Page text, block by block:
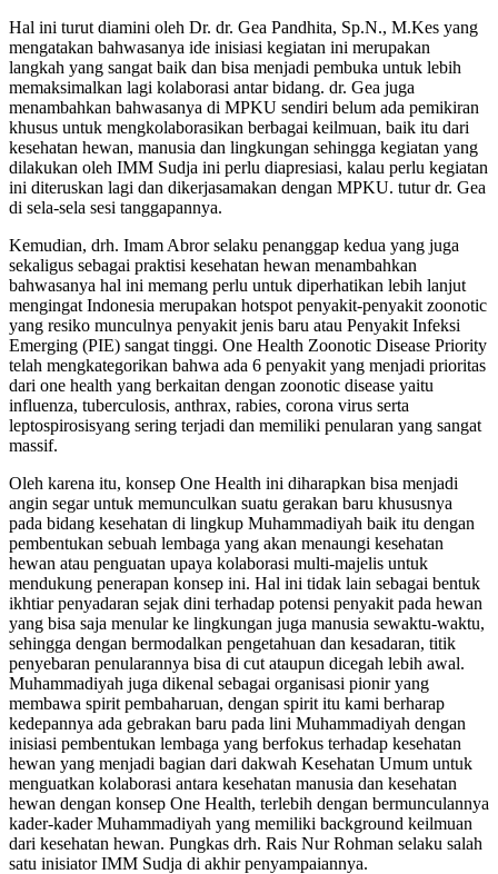
Hal ini turut diamini oleh Dr. dr. Gea Pandhita, Sp.N., M.Kes yang
mengatakan bahwasanya ide inisiasi kegiatan ini merupakan
langkah yang sangat baik dan bisa menjadi pembuka untuk lebih
memaksimalkan lagi kolaborasi antar bidang. dr. Gea juga
menambahkan bahwasanya di MPKU sendiri belum ada pemikiran
khusus untuk mengkolaborasikan berbagai keilmuan, baik itu dari
kesehatan hewan, manusia dan lingkungan sehingga kegiatan yang
dilakukan oleh IMM Sudja ini perlu diapresiasi, kalau perlu kegiatan
ini diteruskan lagi dan dikerjasamakan dengan MPKU. tutur dr. Gea
di sela-sela sesi tanggapannya.
Kemudian, drh. Imam Abror selaku penanggap kedua yang juga
sekaligus sebagai praktisi kesehatan hewan menambahkan
bahwasanya hal ini memang perlu untuk diperhatikan lebih lanjut
mengingat Indonesia merupakan hotspot penyakit-penyakit zoonotic
yang resiko munculnya penyakit jenis baru atau Penyakit Infeksi
Emerging (PIE) sangat tinggi. One Health Zoonotic Disease Priority
telah mengkategorikan bahwa ada 6 penyakit yang menjadi prioritas
dari one health yang berkaitan dengan zoonotic disease yaitu
influenza, tuberculosis, anthrax, rabies, corona virus serta
leptospirosisyang sering terjadi dan memiliki penularan yang sangat
massif.
Oleh karena itu, konsep One Health ini diharapkan bisa menjadi
angin segar untuk memunculkan suatu gerakan baru khususnya
pada bidang kesehatan di lingkup Muhammadiyah baik itu dengan
pembentukan sebuah lembaga yang akan menaungi kesehatan
hewan atau penguatan upaya kolaborasi multi-majelis untuk
mendukung penerapan konsep ini. Hal ini tidak lain sebagai bentuk
ikhtiar penyadaran sejak dini terhadap potensi penyakit pada hewan
yang bisa saja menular ke lingkungan juga manusia sewaktu-waktu,
sehingga dengan bermodalkan pengetahuan dan kesadaran, titik
penyebaran penularannya bisa di cut ataupun dicegah lebih awal.
Muhammadiyah juga dikenal sebagai organisasi pionir yang
membawa spirit pembaharuan, dengan spirit itu kami berharap
kedepannya ada gebrakan baru pada lini Muhammadiyah dengan
inisiasi pembentukan lembaga yang berfokus terhadap kesehatan
hewan yang menjadi bagian dari dakwah Kesehatan Umum untuk
menguatkan kolaborasi antara kesehatan manusia dan kesehatan
hewan dengan konsep One Health, terlebih dengan bermunculannya
kader-kader Muhammadiyah yang memiliki background keilmuan
dari kesehatan hewan. Pungkas drh. Rais Nur Rohman selaku salah
satu inisiator IMM Sudja di akhir penyampaiannya.